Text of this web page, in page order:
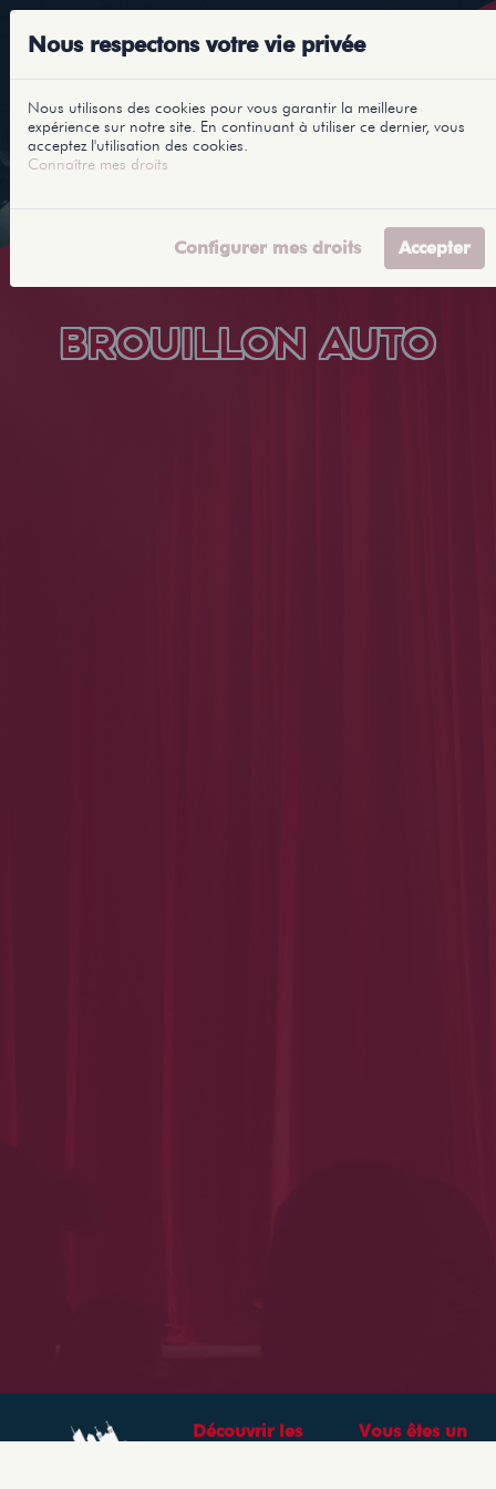
BROUILLON AUTO
Découvrir les
Vous êtes un
Nous respectons votre vie privée
Nous utilisons des cookies pour vous garantir la meilleure
expérience sur notre site. En continuant à utiliser ce dernier, vous
acceptez l'utilisation des cookies.
Connaître mes droits
Configurer mes droits Accepter